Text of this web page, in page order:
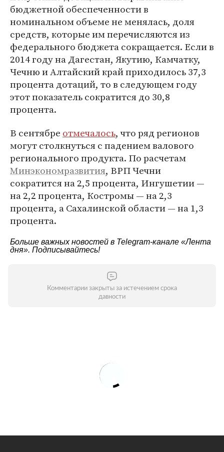
бюджетной обеспеченности в
номинальном объеме не менялась, доля
средств, которые им перечисляются из
федерального бюджета сокращается. Если в
2014 году на Дагестан, Якутию, Камчатку,
Чечню и Алтайский край приходилось 37,3
процента дотаций, то в следующем году
этот показатель сократится до 30,8
процента.
В сентябре отмечалось, что ряд регионов
могут столкнуться с падением валового
регионального продукта. По расчетам
Минэкономразвития, ВРП Чечни
сократится на 2,5 процента, Ингушетии —
на 2,2 процента, Костромы — на 2,3
процента, а Сахалинской области — на 1,3
процента.
Больше важных новостей в Telegram-канале «Лента
дня». Подписывайтесь!
Комментарии закрыты за истечением срока
давности